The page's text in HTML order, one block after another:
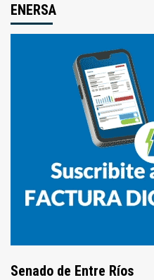
ENERSA
Senado de Entre Ríos